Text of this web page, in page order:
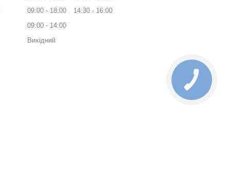
09:00 18:00 14:30
16:00
09:00
14:00
Вихідний
КНОПКА
ЗВ'ЯЗКУ